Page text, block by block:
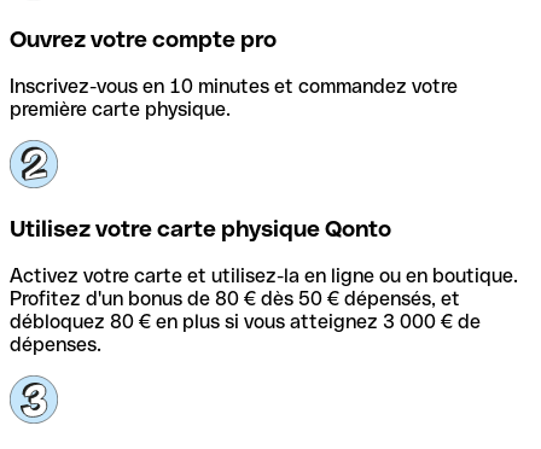
Ouvrez votre compte pro
Inscrivez-vous en 10 minutes et commandez votre
première carte physique.
Utilisez votre carte physique Qonto
Activez votre carte et utilisez-la en ligne ou en boutique.
Profitez d'un bonus de 80 € dès 50 € dépensés, et
débloquez 80 € en plus si vous atteignez 3 000 € de
dépenses.